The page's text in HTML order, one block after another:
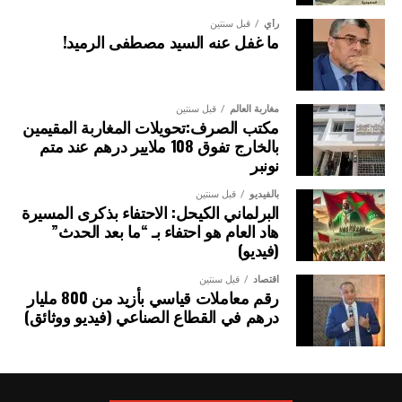
رأي قبل سنتين
ما غفل عنه السيد مصطفى الرميد!
مغاربة العالم قبل سنتين
مكتب الصرف:تحويلات المغاربة المقيمين
بالخارج تفوق 108 ملايير درهم عند متم
نونبر
بالفيديو قبل سنتين
البرلماني الكيحل: الاحتفاء بذكرى المسيرة
هاد العام هو احتفاء بـ “ما بعد الحدث”
(فيديو)
اقتصاد قبل سنتين
رقم معاملات قياسي بأزيد من 800 مليار
درهم في القطاع الصناعي (فيديو ووثائق)